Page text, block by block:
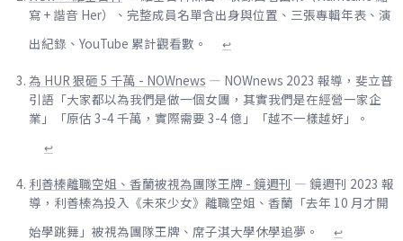
寫 + 諧音 Her）、完整成員名單含出身與位置、三張專輯年表、演
出紀錄、YouTube 累計觀看數。
↩
為 HUR 狠砸 5 千萬 - NOWnews — NOWnews 2023 報導，斐立普
引語「大家都以為我們是做一個女團，其實我們是在經營一家企
業」「原估 3-4 千萬，實際需要 3-4 億」「越不一樣越好」。
↩
利善榛離職空姐、香蘭被視為團隊王牌 - 鏡週刊 — 鏡週刊 2023 報
導，利善榛為投入《未來少女》離職空姐、香蘭「去年 10 月才開
始學跳舞」被視為團隊王牌、席子淇大學休學追夢。
↩